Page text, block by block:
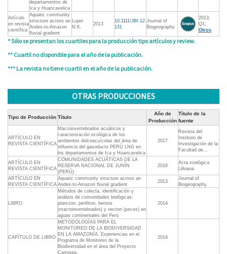
departamentos de
Ica y Huancavelica
Artículo
en revista
científica
Aquatic community
structure across an
Andes-to-Amazon
fluvial gradient
Lujan
N.K.
2013
10.1111/JBI.12
131
Journal of
Biogeography
2013:
Q1,
Otros
* Sólo se presentan los cuartiles para la producción tipo artículos y review.
** Cuartil no disponible para el año de la publicación.
*** La revista no tiene cuartil en el año de la publicación.
OTRAS PRODUCCIONES
Tipo de Producción Título
Año de
Producción
Título de la
fuente
ARTÍCULO EN
REVISTA CIENTÍFICA
Macroinvertebrados acuáticos y
caracterización ecológica de los
ambientes dulceacuícolas del área de
influencia del gasoducto PERÚ LNG en
los departamentos de Ica y Huancavelica
2017
Revista del
Instituto de
Investigación de la
Facultad de...
ARTÍCULO EN
REVISTA CIENTÍFICA
COMUNIDADES ACUÁTICAS DE LA
RESERVA NACIONAL DE JUNÍN
(PERÚ)
2016
Acta zoológica
Lilloana
ARTÍCULO EN
REVISTA CIENTÍFICA
Aquatic community structure across an
Andes-to-Amazon fluvial gradient
2013
Journal of
Biogeography
LIBRO
Métodos de colecta, identificación y
análisis de comunidades biológicas:
plancton, perifiton, bentos
(macroinvertebrados) y necton (peces) en
aguas continentales del Perú
2014
CAPÍTULO DE LIBRO
METODOLOGÍAS PARA EL
MONITOREO DE LA BIODIVERSIDAD
EN LA AMAZONÍA. Experiencias en el
Programa de Monitoreo de la
Biodiversidad en el área del Proyecto
Camisea.
2014